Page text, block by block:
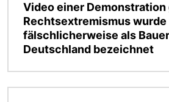
Video einer Demonstration
Rechtsextremismus wurde
fälschlicherweise als
Deutschland bezeichnet